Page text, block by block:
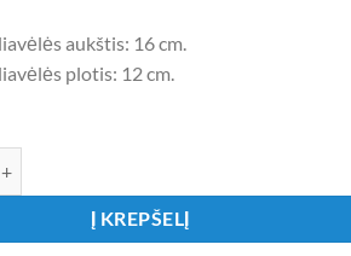
aukštis: 16 cm.
plotis: 12 cm.
Į KREPŠELĮ